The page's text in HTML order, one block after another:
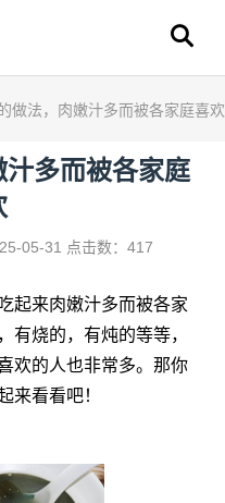
做法，肉嫩汁多而被各家庭喜欢
多而被各家庭
05-31 点击数：417
起来肉嫩汁多而被各家
有烧的，有炖的等等，
欢的人也非常多。那你
来看看吧！